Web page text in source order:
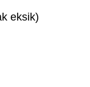
eksik)